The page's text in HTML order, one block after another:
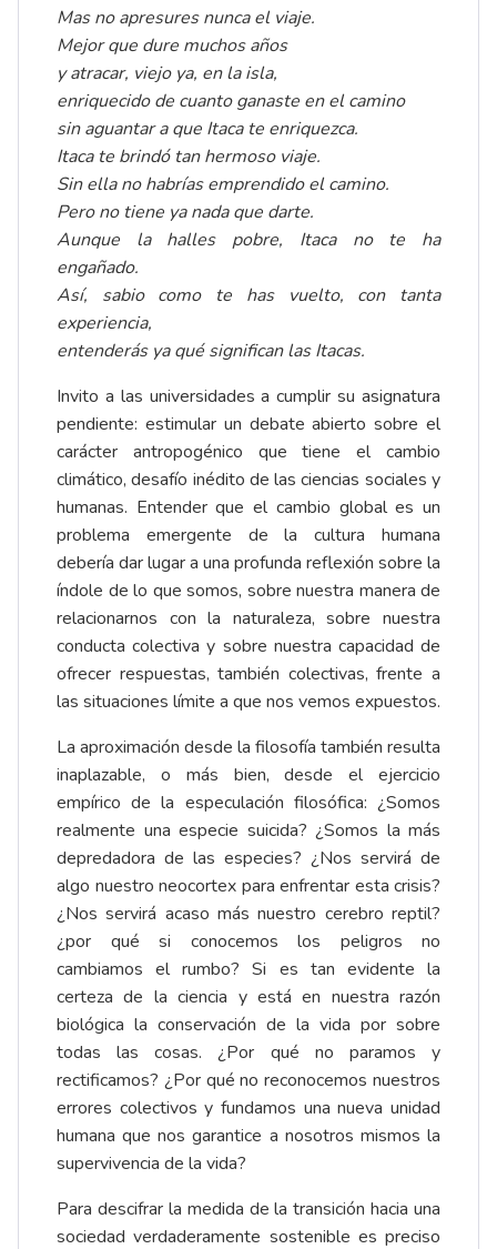
Mas no apresures nunca el viaje.
Mejor que dure muchos años
y atracar, viejo ya, en la isla,
enriquecido de cuanto ganaste en el camino
sin aguantar a que Itaca te enriquezca.
Itaca te brindó tan hermoso viaje.
Sin ella no habrías emprendido el camino.
Pero no tiene ya nada que darte.
Aunque la halles pobre, Itaca no te ha
engañado.
Así, sabio como te has vuelto, con tanta
experiencia,
entenderás ya qué significan las Itacas.
Invito a las universidades a cumplir su asignatura
pendiente: estimular un debate abierto sobre el
carácter antropogénico que tiene el cambio
climático, desafío inédito de las ciencias sociales y
humanas. Entender que el cambio global es un
problema emergente de la cultura humana
debería dar lugar a una profunda reflexión sobre la
índole de lo que somos, sobre nuestra manera de
relacionarnos con la naturaleza, sobre nuestra
conducta colectiva y sobre nuestra capacidad de
ofrecer respuestas, también colectivas, frente a
las situaciones límite a que nos vemos expuestos.
La aproximación desde la filosofía también resulta
inaplazable, o más bien, desde el ejercicio
empírico de la especulación filosófica: ¿Somos
realmente una especie suicida? ¿Somos la más
depredadora de las especies? ¿Nos servirá de
algo nuestro neocortex para enfrentar esta crisis?
¿Nos servirá acaso más nuestro cerebro reptil?
¿por qué si conocemos los peligros no
cambiamos el rumbo? Si es tan evidente la
certeza de la ciencia y está en nuestra razón
biológica la conservación de la vida por sobre
todas las cosas. ¿Por qué no paramos y
rectificamos? ¿Por qué no reconocemos nuestros
errores colectivos y fundamos una nueva unidad
humana que nos garantice a nosotros mismos la
supervivencia de la vida?
Para descifrar la medida de la transición hacia una
sociedad verdaderamente sostenible es preciso